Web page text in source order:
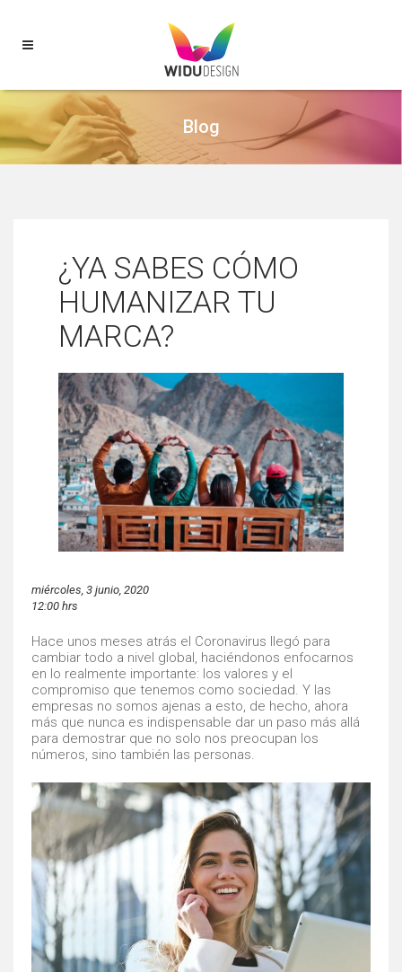
Blog
¿YA SABES CÓMO
HUMANIZAR TU
MARCA?
miércoles, 3 junio, 2020
12:00 hrs
Hace unos meses atrás el Coronavirus llegó para
cambiar todo a nivel global, haciéndonos enfocarnos
en lo realmente importante: los valores y el
compromiso que tenemos como sociedad. Y las
empresas no somos ajenas a esto, de hecho, ahora
más que nunca es indispensable dar un paso más allá
para demostrar que no solo nos preocupan los
números, sino también las personas.